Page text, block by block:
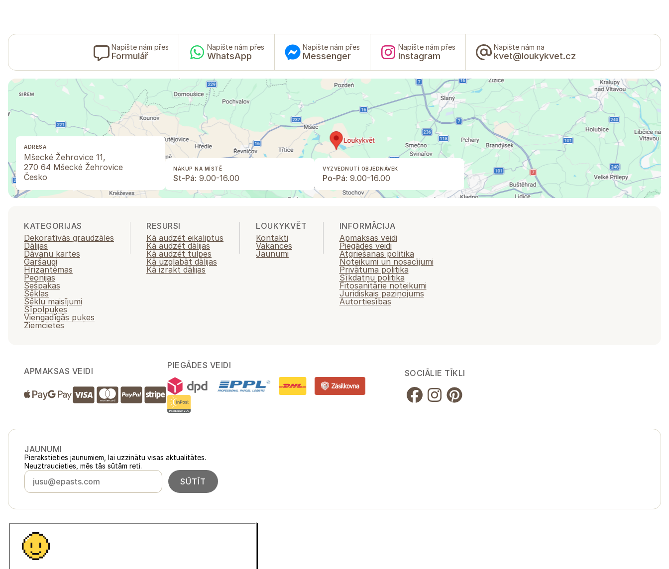
Napište nám přes
Formulář
Napište nám přes
WhatsApp
Napište nám přes
Messenger
Napište nám přes
Instagram
Napište nám na
kvet@loukykvet.cz
ADRESA
Mšecké Žehrovice 11,
270 64 Mšecké Žehrovice
Česko
NÁKUP NA MÍSTĚ
St-Pá: 9.00-16.00
VYZVEDNUTÍ OBJEDNÁVEK
Po-Pá: 9.00-16.00
KATEGORIJAS
Dekoratīvās graudzāles
Dālijas
Dāvanu kartes
Garšaugi
Hrizantēmas
Peonijas
Sešpakas
Sēklas
Sēklu maisījumi
Sīpolpuķes
Viengadīgās puķes
Ziemcietes
RESURSI
Kā audzēt eikaliptus
Kā audzēt dālijas
Kā audzēt tulpes
Kā uzglabāt dālijas
Kā izrakt dālijas
LOUKYKVĚT
Kontakti
Vakances
Jaunumi
INFORMĀCIJA
Apmaksas veidi
Piegādes veidi
Atgriešanas politika
Noteikumi un nosacījumi
Privātuma politika
Sīkdatņu politika
Fitosanitārie noteikumi
Juridiskais paziņojums
Autortiesības
APMAKSAS VEIDI
PIEGĀDES VEIDI
SOCIĀLIE TĪKLI
JAUNUMI
Pierakstieties jaunumiem, lai uzzinātu visas aktualitātes.
Neuztraucieties, mēs tās sūtām reti.
SŪTĪT
Latvija
Česko loukykvet.cz
Slovensko
© 2016 →